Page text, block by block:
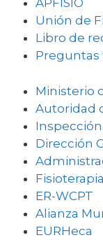
APFISIO
Unión de
Libro de
Ministerio
Autoridad
Dirección
ER-WCPT
Alianza
EURHeca